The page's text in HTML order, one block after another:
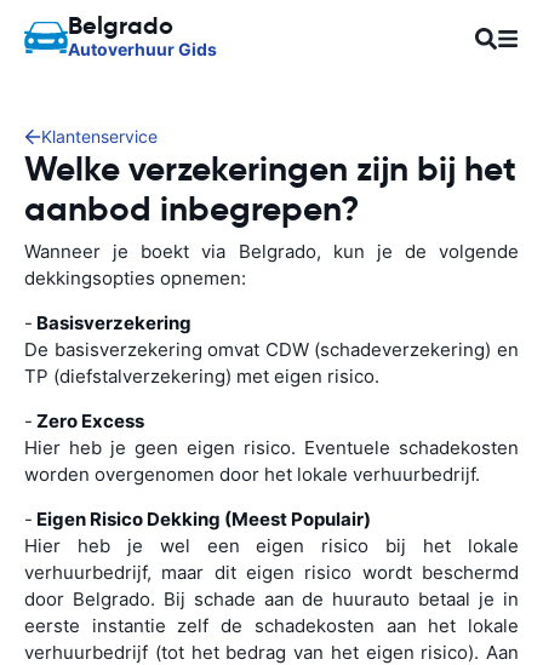
Belgrado
Autoverhuur Gids
Klantenservice
Welke verzekeringen zijn bij het
aanbod inbegrepen?
Wanneer je boekt via Belgrado, kun je de volgende
dekkingsopties opnemen:
- Basisverzekering
De basisverzekering omvat CDW (schadeverzekering) en
TP (diefstalverzekering) met eigen risico.
- Zero Excess
Hier heb je geen eigen risico. Eventuele schadekosten
worden overgenomen door het lokale verhuurbedrijf.
- Eigen Risico Dekking (Meest Populair)
Hier heb je wel een eigen risico bij het lokale
verhuurbedrijf, maar dit eigen risico wordt beschermd
door Belgrado. Bij schade aan de huurauto betaal je in
eerste instantie zelf de schadekosten aan het lokale
verhuurbedrijf (tot het bedrag van het eigen risico). Aan